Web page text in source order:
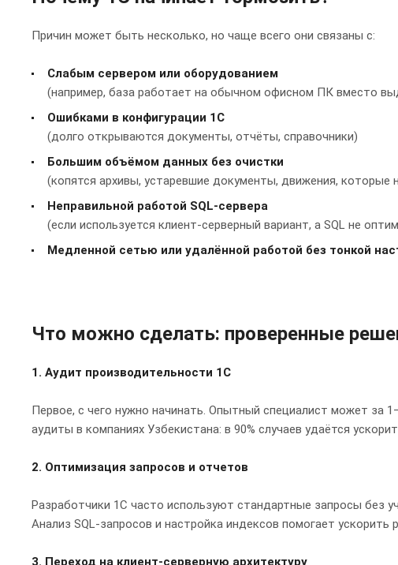
Причин может быть несколько, но чаще всего они связаны с:
Слабым сервером или оборудованием
(например, база работает на обычном офисном ПК вместо
Ошибками в конфигурации 1С
(долго открываются документы, отчёты, справочники)
Большим объёмом данных без очистки
(копятся архивы, устаревшие документы, движения, которые
Неправильной работой SQL-сервера
(если используется клиент-серверный вариант, а SQL не
Медленной сетью или удалённой работой без тонкой
Что можно сделать: проверенные
1. Аудит производительности 1С
Первое, с чего нужно начинать. Опытный специалист может за
аудиты в компаниях Узбекистана: в 90% случаев удаётся
2. Оптимизация запросов и отчетов
Разработчики 1С часто используют стандартные запросы
Анализ SQL-запросов и настройка индексов помогает
3. Переход на клиент-серверную архитектуру